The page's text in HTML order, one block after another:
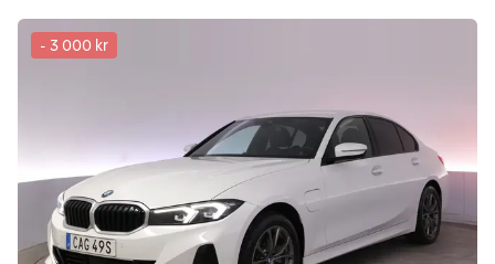
- 3 000 kr